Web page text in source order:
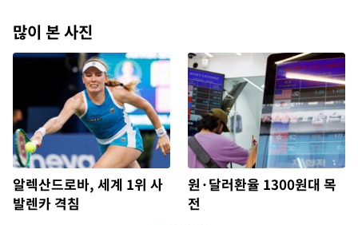
많이 본 사진
알렉산드로바, 세계 1위 사
발렌카 격침
원·달러환율 1300원대 목
전